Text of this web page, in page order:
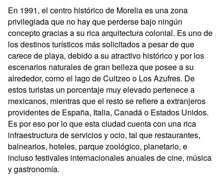
En 1991, el centro histórico de Morelia es una zona
privilegiada que no hay que perderse bajo ningún
concepto gracias a su rica arquitectura colonial. Es uno de
los destinos turísticos más solicitados a pesar de que
carece de playa, debido a su atractivo histórico y por los
escenarios naturales de gran belleza que posee a su
alrededor, como el lago de Cuitzeo o Los Azufres. De
estos turistas un porcentaje muy elevado pertenece a
mexicanos, mientras que el resto se refiere a extranjeros
providentes de España, Italia, Canadá o Estados Unidos.
Es por eso por lo que esta ciudad cuenta con una rica
infraestructura de servicios y ocio, tal que restaurantes,
balnearios, hoteles, parque zoológico, planetario, e
incluso festivales internacionales anuales de cine, música
y gastronomía.